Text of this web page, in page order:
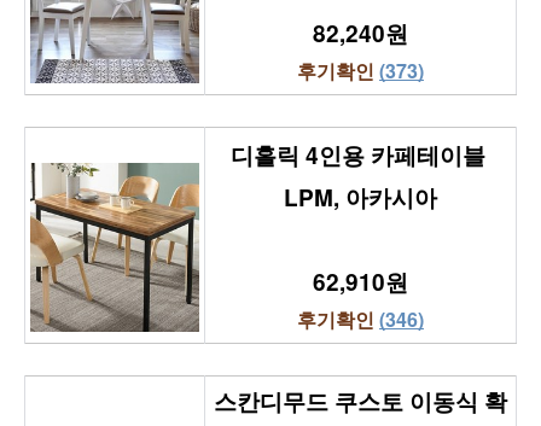
82,240원
후기확인 (373)
디홀릭 4인용 카페테이블
LPM, 아카시아
62,910원
후기확인 (346)
스칸디무드 쿠스토 이동식 확